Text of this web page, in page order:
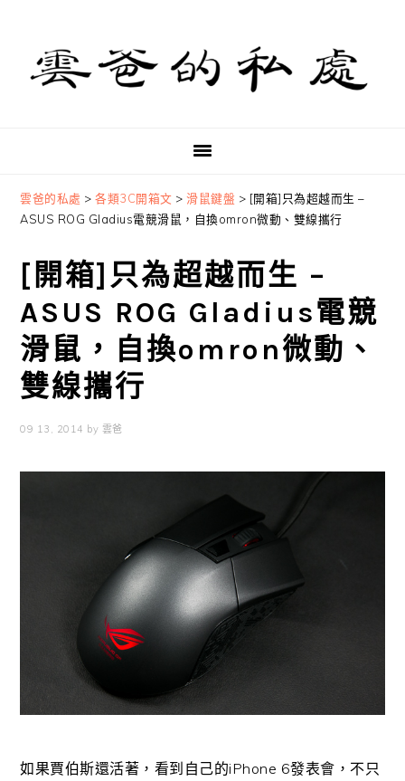
primary
navigation
content
primary
sidebar
雲爸的私處 >各類3C開箱文 >滑鼠鍵盤 > [開箱]只為超越而生 –
ASUS ROG Gladius電競滑鼠，自換omron微動、雙線攜行
[開箱]只為超越而生 –
ASUS ROG Gladius電競
滑鼠，自換omron微動、
雙線攜行
09 13, 2014 by 雲爸
如果賈伯斯還活著，看到自己的iPhone 6發表會，不只